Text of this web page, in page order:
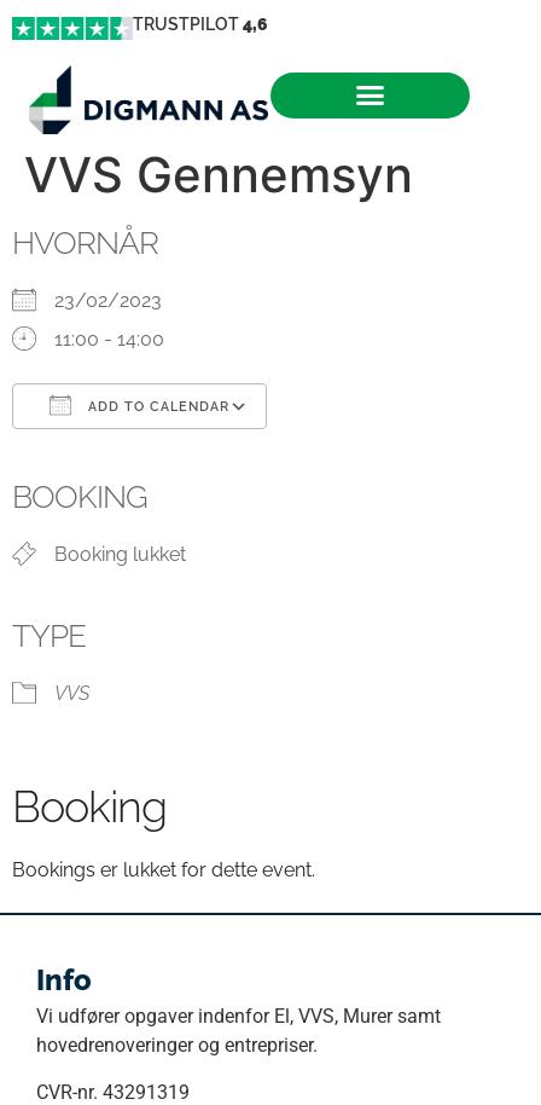
TRUSTPILOT4,6
VVS Gennemsyn
HVORNÅR
23/02/2023
11:00 - 14:00
ADD TO CALENDAR
BOOKING
Booking lukket
TYPE
VVS
Booking
Bookings er lukket for dette event.
Info
Vi udfører opgaver indenfor El, VVS, Murer samt
hovedrenoveringer og entrepriser.
CVR-nr. 43291319